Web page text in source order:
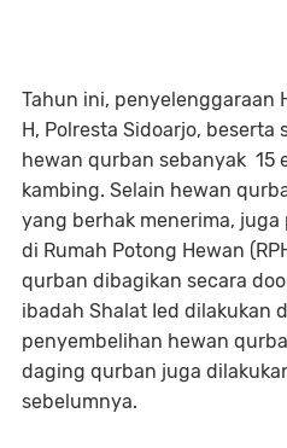
Tahun ini, penyelenggaraan
H, Polresta Sidoarjo,
hewan qurban sebanyak 15
kambing. Selain hewan
yang berhak menerima,
di Rumah Potong Hewan
qurban dibagikan secara
ibadah Shalat Ied dilakukan
penyembelihan hewan
daging qurban juga
sebelumnya.